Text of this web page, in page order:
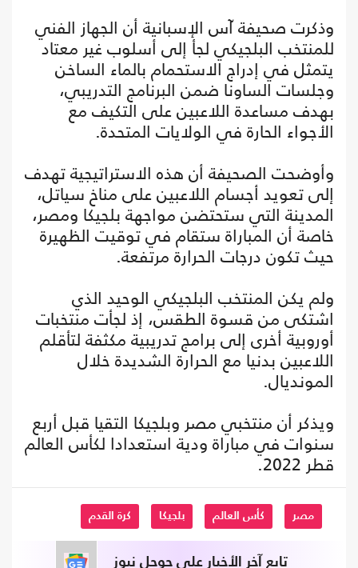
وذكرت صحيفة آس الإسبانية أن الجهاز الفني
للمنتخب البلجيكي لجأ إلى أسلوب غير معتاد
يتمثل في إدراج الاستحمام بالماء الساخن
وجلسات الساونا ضمن البرنامج التدريبي،
بهدف مساعدة اللاعبين على التكيف مع
الأجواء الحارة في الولايات المتحدة.
وأوضحت الصحيفة أن هذه الاستراتيجية تهدف
إلى تعويد أجسام اللاعبين على مناخ سياتل،
المدينة التي ستحتضن مواجهة بلجيكا ومصر،
خاصة أن المباراة ستقام في توقيت الظهيرة
حيث تكون درجات الحرارة مرتفعة.
ولم يكن المنتخب البلجيكي الوحيد الذي
اشتكى من قسوة الطقس، إذ لجأت منتخبات
أوروبية أخرى إلى برامج تدريبية مكثفة لتأقلم
اللاعبين بدنيا مع الحرارة الشديدة خلال
المونديال.
ويذكر أن منتخبي مصر وبلجيكا التقيا قبل أربع
سنوات في مباراة ودية استعدادا لكأس العالم
قطر 2022.
مصر كأس العالم بلجيكا كرة القدم
تابع آخر الأخبار على جوجل نيوز